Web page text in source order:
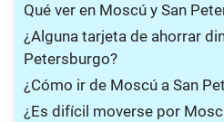
Qué ver en Moscú y San
¿Alguna tarjeta de ahorrar
Petersburgo?
¿Cómo ir de Moscú a San
¿Es difícil moverse por